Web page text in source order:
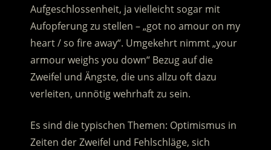
Aufgeschlossenheit, ja vielleicht sogar mit
Aufopferung zu stellen – „got no amour on my
heart / so fire away“. Umgekehrt nimmt „your
armour weighs you down“ Bezug auf die
Zweifel und Ängste, die uns allzu oft dazu
verleiten, unnötig wehrhaft zu sein.
Es sind die typischen Themen: Optimismus in
Zeiten der Zweifel und Fehlschläge, sich